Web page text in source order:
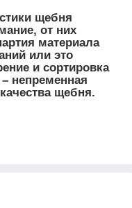
щебня
от них
материала
или это
и сортировка
непременная
щебня.